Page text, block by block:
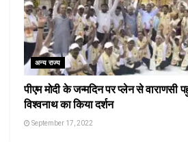
अन्य राज्य
पीएम मोदी के जन्मदिन पर प्लेन से वाराणसी
विश्वनाथ का किया दर्शन
September 17, 2022